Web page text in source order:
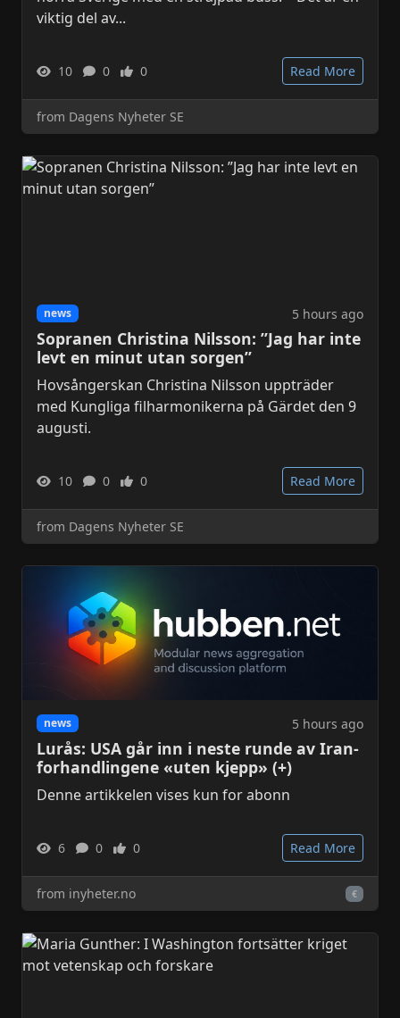
viktig del av...
10 0 0 Read More
from Dagens Nyheter SE
news 5 hours ago
Sopranen Christina Nilsson: ”Jag har inte
levt en minut utan sorgen”
Hovsångerskan Christina Nilsson uppträder
med Kungliga filharmonikerna på Gärdet den 9
augusti.
10 0 0 Read More
from Dagens Nyheter SE
news 5 hours ago
Lurås: USA går inn i neste runde av Iran-
forhandlingene «uten kjepp» (+)
Denne artikkelen vises kun for abonn
6 0 0 Read More
from inyheter.no €